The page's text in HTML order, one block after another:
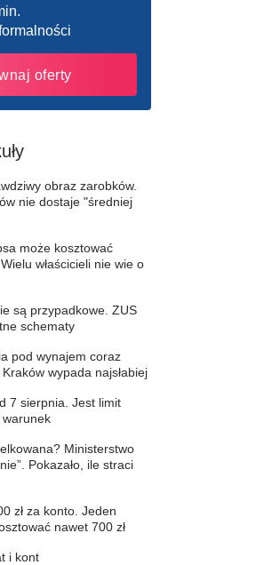
oferty
obraz zarobków.
nie dostaje "średniej
może kosztować
właścicieli nie wie o
są przypadkowe. ZUS
schematy
pod wynajem coraz
wypada najsłabiej
7 sierpnia. Jest limit
Ministerstwo
Pokazało, ile straci
zł za konto. Jeden
nawet 700 zł
i kont